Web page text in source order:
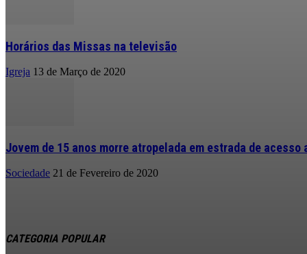
Horários das Missas na televisão
Igreja 13 de Março de 2020
Jovem de 15 anos morre atropelada em estrada de acesso
Sociedade 21 de Fevereiro de 2020
CATEGORIA POPULAR